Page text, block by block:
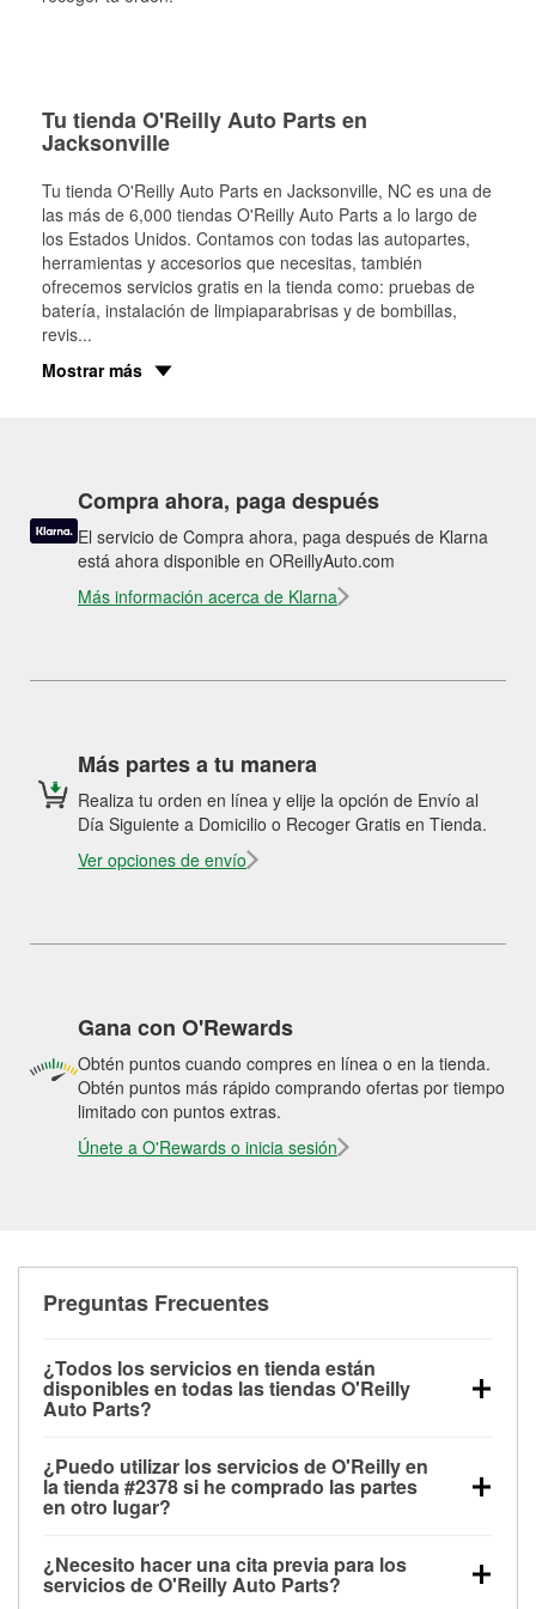
Tu tienda O'Reilly Auto Parts en
Jacksonville
Tu tienda O'Reilly Auto Parts en Jacksonville, NC es una de
las más de 6,000 tiendas O'Reilly Auto Parts a lo largo de
los Estados Unidos. Contamos con todas las autopartes,
herramientas y accesorios que necesitas, también
ofrecemos servicios gratis en la tienda como: pruebas de
batería, instalación de limpiaparabrisas y de bombillas,
revis...
Mostrar más
Compra ahora, paga después
El servicio de Compra ahora, paga después de Klarna
está ahora disponible en OReillyAuto.com
Más información acerca de Klarna
Más partes a tu manera
Realiza tu orden en línea y elije la opción de Envío al
Día Siguiente a Domicilio o Recoger Gratis en Tienda.
Ver opciones de envío
Gana con O'Rewards
Obtén puntos cuando compres en línea o en la tienda.
Obtén puntos más rápido comprando ofertas por tiempo
limitado con puntos extras.
Únete a O'Rewards o inicia sesión
Preguntas Frecuentes
¿Todos los servicios en tienda están
disponibles en todas las tiendas O'Reilly
Auto Parts?
las pruebas de batería, pruebas de alternador y
motor de arranque, revisión de la luz “Check Engine”
con O'Reilly VeriScan® e instalación de
limpiaparabrisas o bombillas, están disponibles en
todas las tiendas O'Reilly Auto Parts. La tienda
¿Puedo utilizar los servicios de O'Reilly en
la tienda #2378 si he comprado las partes
en otro lugar?
de O'Reilly Auto Parts que estén disponibles en la
tienda #2378 de Jacksonville, NC aunque hayas
¿Necesito hacer una cita previa para los
servicios de O'Reilly Auto Parts?